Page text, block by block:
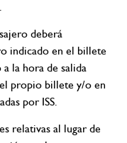
deberá
indicado en el billete
la hora de salida
propio billete y/o en
por ISS.
relativas al lugar de